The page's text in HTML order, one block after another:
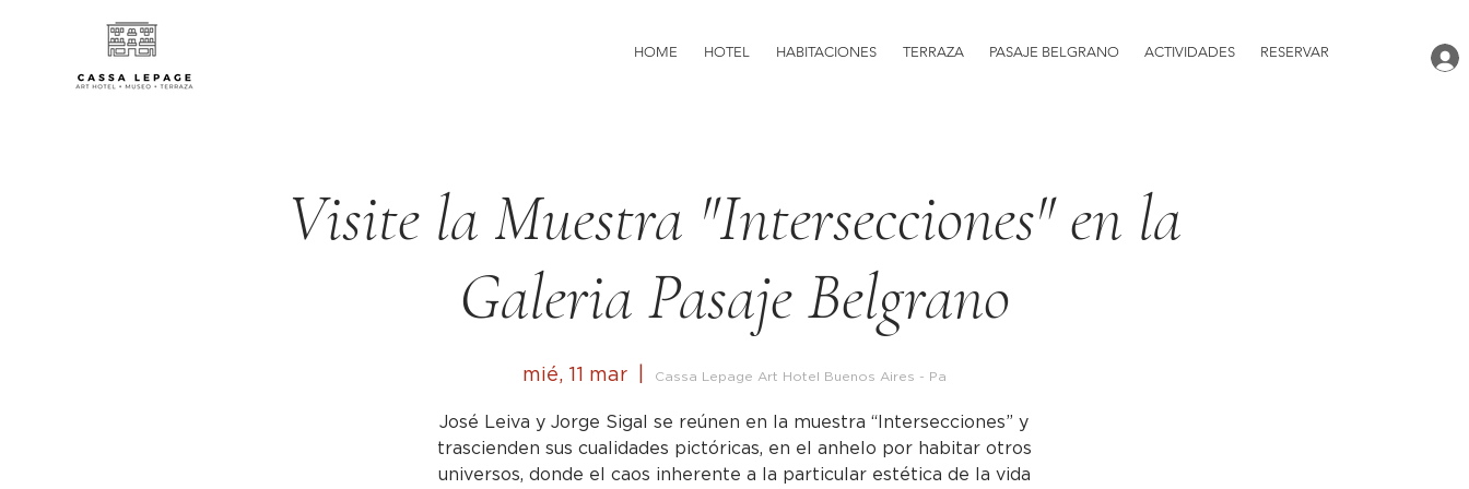
HOME HOTEL HABITACIONES TERRAZA PASAJE BELGRANO ACTIVIDADES RESERVAR
Visite la Muestra "Intersecciones" en la
Galeria Pasaje Belgrano
mié, 11 mar
  |
Cassa Lepage Art Hotel Buenos Aires - Pa
José Leiva y Jorge Sigal se reúnen en la muestra “Intersecciones” y
trascienden sus cualidades pictóricas, en el anhelo por habitar otros
universos, donde el caos inherente a la particular estética de la vida